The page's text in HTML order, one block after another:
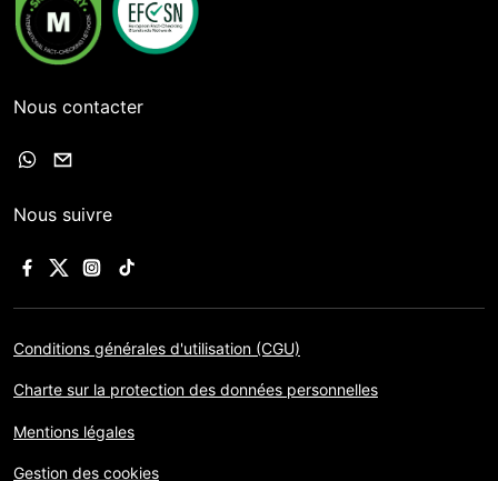
Nous contacter
Nous suivre
Conditions générales d'utilisation (CGU)
Charte sur la protection des données personnelles
Mentions légales
Gestion des cookies